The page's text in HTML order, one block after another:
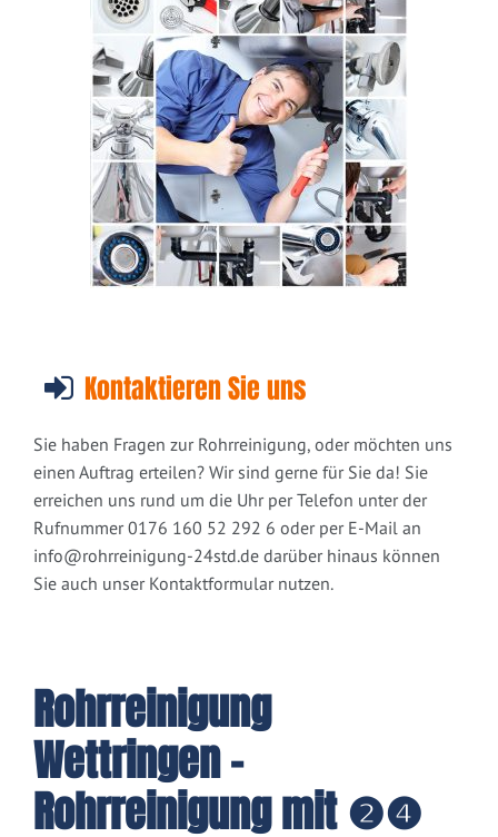
Kontaktieren Sie uns
Sie haben Fragen zur Rohrreinigung, oder möchten uns
einen Auftrag erteilen? Wir sind gerne für Sie da! Sie
erreichen uns rund um die Uhr per Telefon unter der
Rufnummer 0176 160 52 292 6 oder per E-Mail an
info@rohrreinigung-24std.de darüber hinaus können
Sie auch unser Kontaktformular nutzen.
Rohrreinigung
Wettringen -
Rohrreinigung mit ❷❹